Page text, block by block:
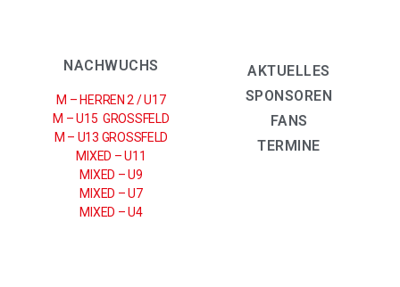
NACHWUCHS
M – HERREN 2 / U17
M – U15 GROSSFELD
M – U13 GROSSFELD
MIXED – U11
MIXED – U9
MIXED – U7
MIXED – U4
AKTUELLES
SPONSOREN
FANS
TERMINE